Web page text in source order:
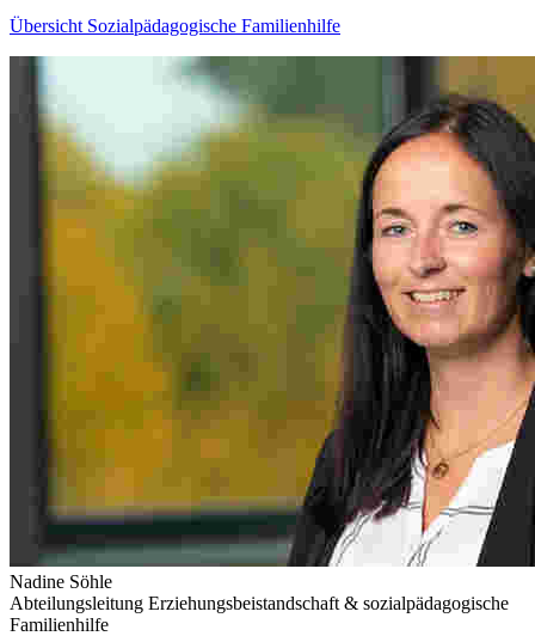
Übersicht Sozialpädagogische Familienhilfe
Nadine Söhle
Abteilungsleitung Erziehungsbeistandschaft & sozialpädagogische
Familienhilfe